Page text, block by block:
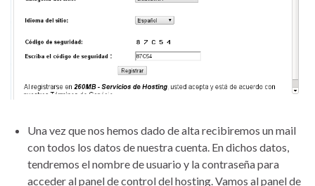
Una vez que nos hemos dado de alta recibiremos un mail
con todos los datos de nuestra cuenta. En dichos datos,
tendremos el nombre de usuario y la contraseña para
acceder al panel de control del hosting. Vamos al panel de